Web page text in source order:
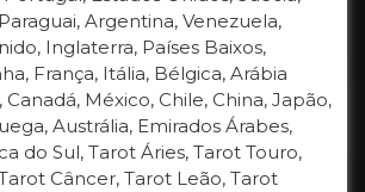
Argentina, Venezuela,
Inglaterra, Países Baixos,
França, Itália, Bélgica, Arábia
México, Chile, China, Japão,
Austrália, Emirados Árabes,
do Sul, Tarot Áries, Tarot Touro,
Câncer, Tarot Leão, Tarot